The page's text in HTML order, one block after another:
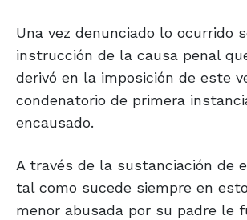
Una vez denunciado lo ocurrido
instrucción de la causa penal
derivó en la imposición de este
condenatorio de primera
encausado.
A través de la sustanciación de
tal como sucede siempre en
menor abusada por su padre le